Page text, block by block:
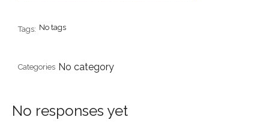
Tags: No tags
Categories No category
No responses yet